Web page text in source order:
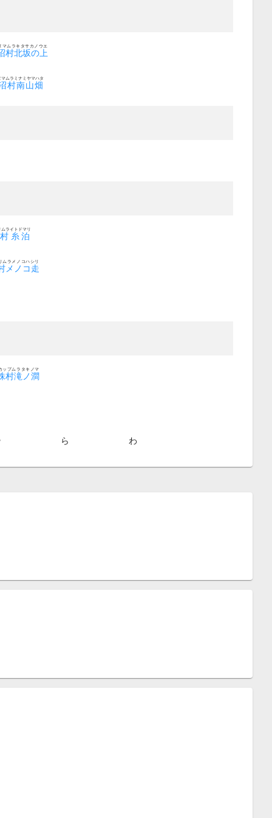
村北坂の上
マムラキタサカノウエ
村南山畑
マムラミナミヤマハタ
糸泊
ムライトドマリ
メノコ走
ムラメノコハシリ
村滝ノ澗
ップムラタキノマ
ら わ